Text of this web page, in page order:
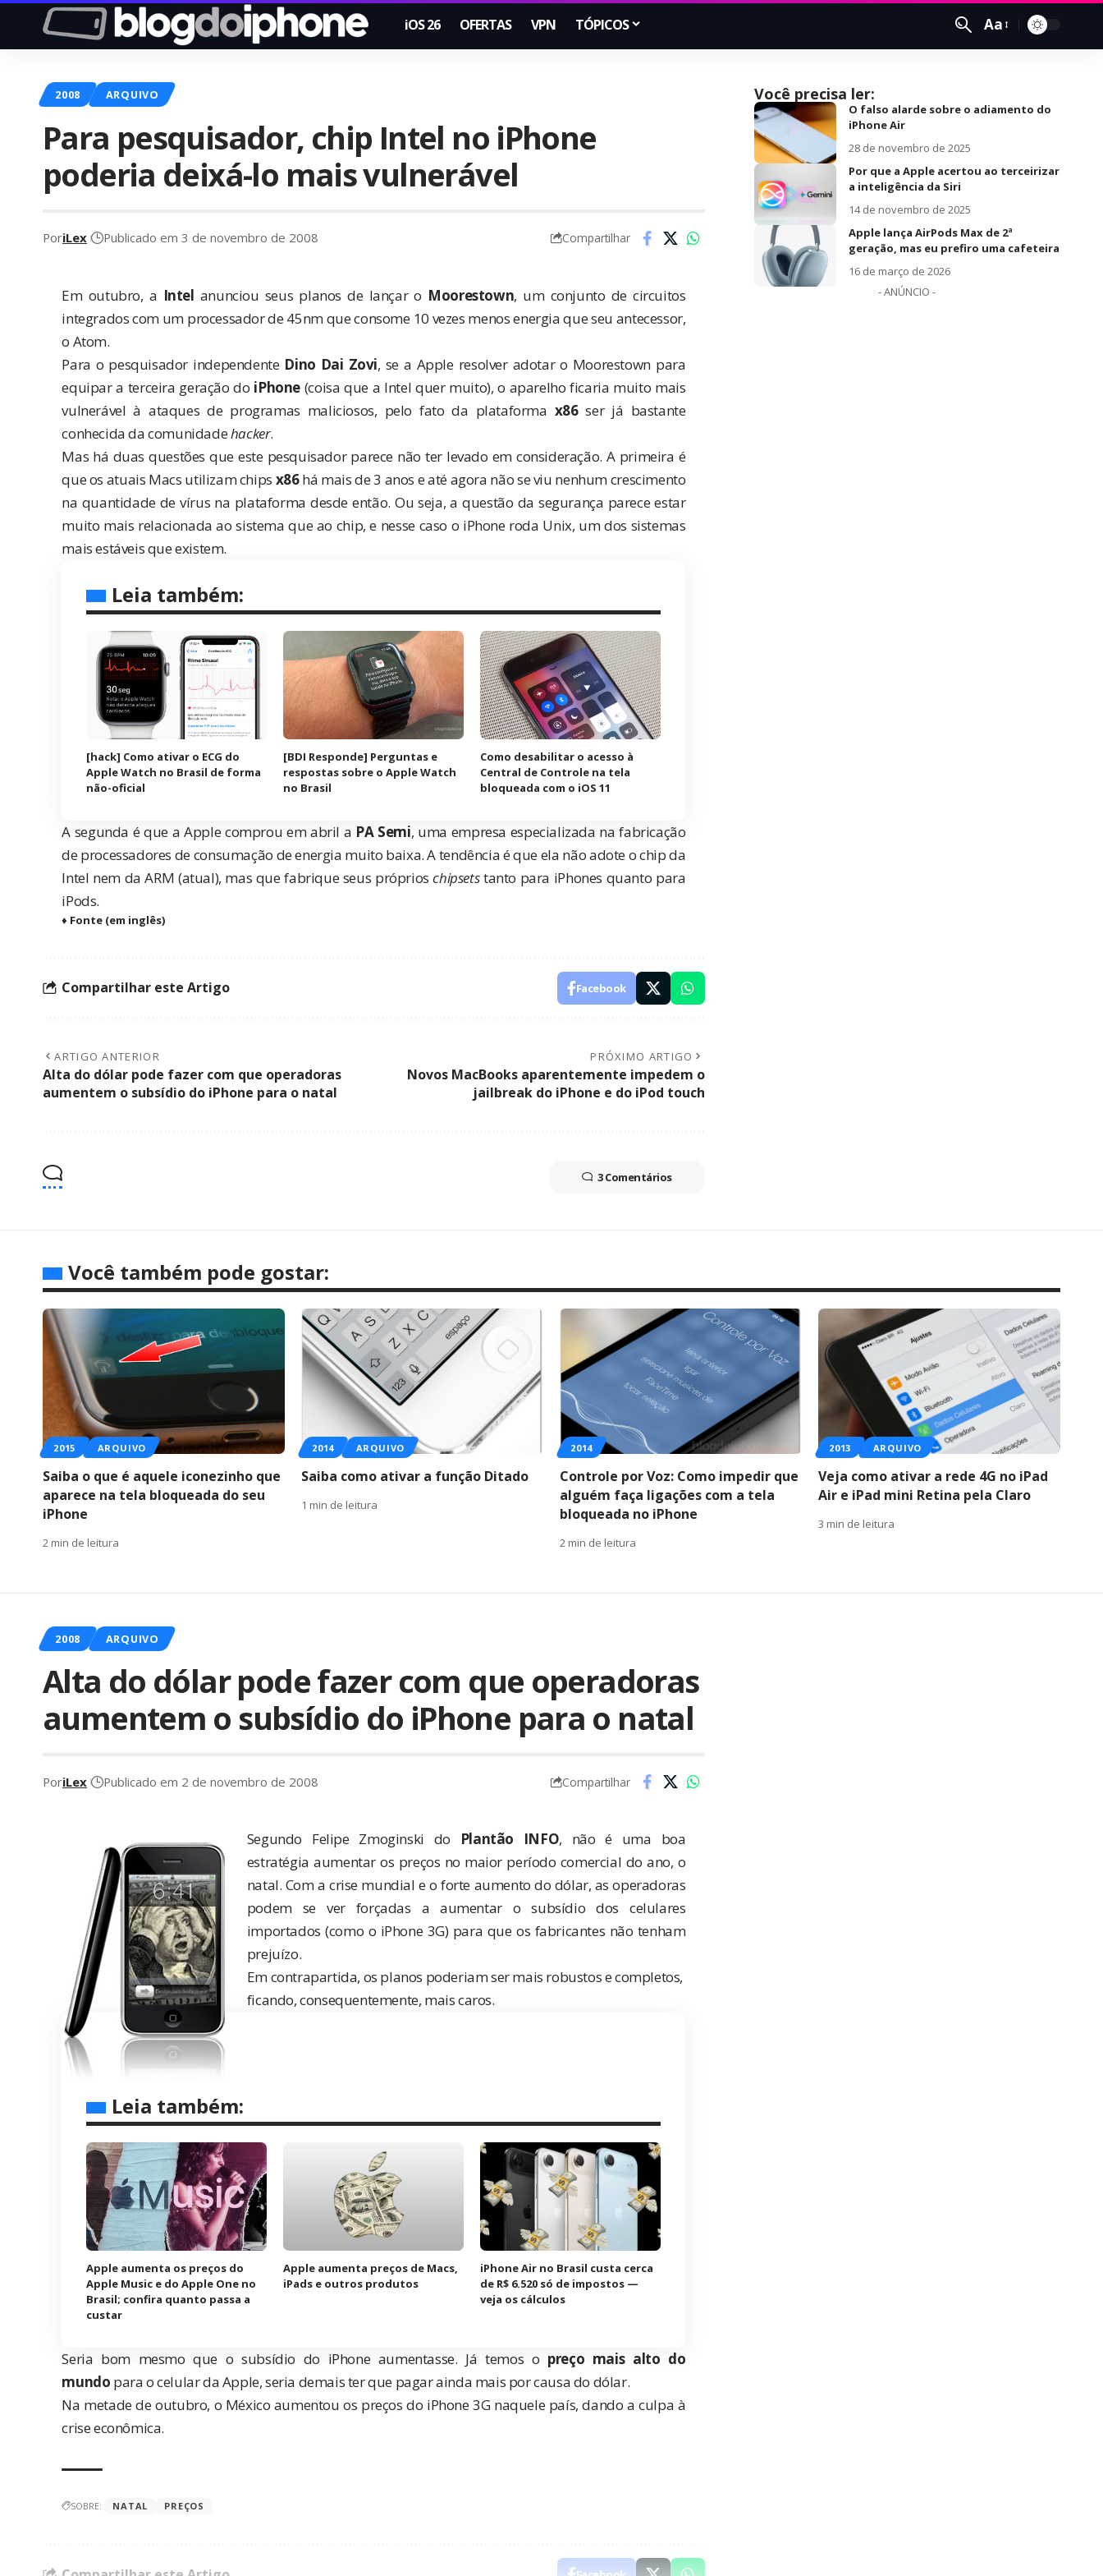
iOS 26 OFERTAS VPN TÓPICOS Aa
2008 ARQUIVO
Para pesquisador, chip Intel no iPhone
poderia deixá-lo mais vulnerável
PoriLex Publicado em 3 de novembro de 2008 Compartilhar
Em outubro, a Intel anunciou seus planos de lançar o Moorestown, um conjunto de circuitos
integrados com um processador de 45nm que consome 10 vezes menos energia que seu antecessor,
o Atom.
Para o pesquisador independente Dino Dai Zovi, se a Apple resolver adotar o Moorestown para
equipar a terceira geração do iPhone (coisa que a Intel quer muito), o aparelho ficaria muito mais
vulnerável à ataques de programas maliciosos, pelo fato da plataforma x86ser já bastante
conhecida da comunidadehacker.
Mas há duas questões que este pesquisador parece não ter levado em consideração. A primeira é
que os atuais Macs utilizam chips x86há mais de 3 anos e até agora não se viu nenhum crescimento
na quantidade de vírus na plataforma desde então. Ou seja, a questão da segurança parece estar
muito mais relacionada ao sistema que ao chip, e nesse caso o iPhone roda Unix, um dos sistemas
mais estáveis que existem.
Leia também:
[hack] Como ativar o ECG do
Apple Watch no Brasil de forma
não-oficial
[BDI Responde] Perguntas e
respostas sobre o Apple Watch
no Brasil
Como desabilitar o acesso à
Central de Controle na tela
bloqueada com o iOS 11
A segunda é que a Apple comprou em abril a PA Semi, uma empresa especializada na fabricação
de processadores de consumação de energia muito baixa. A tendência é que ela não adote o chip da
Intel nem da ARM (atual), mas que fabrique seus próprioschipsetstanto para iPhones quanto para
iPods.
♦ Fonte (em inglês)
Compartilhar este Artigo Facebook
ARTIGO ANTERIOR
Alta do dólar pode fazer com que operadoras
aumentem o subsídio do iPhone para o natal
PRÓXIMO ARTIGO
Novos MacBooks aparentemente impedem o
jailbreak do iPhone e do iPod touch
3 Comentários
Você precisa ler:
O falso alarde sobre o adiamento do
iPhone Air
28 de novembro de 2025
Por que a Apple acertou ao terceirizar
a inteligência da Siri
14 de novembro de 2025
Apple lança AirPods Max de 2ª
geração, mas eu prefiro uma cafeteira
16 de março de 2026
- ANÚNCIO -
Você também pode gostar:
2015 ARQUIVO
Saiba o que é aquele iconezinho que
aparece na tela bloqueada do seu
iPhone
2 min de leitura
2014 ARQUIVO
Saiba como ativar a função Ditado
1 min de leitura
2014
Controle por Voz: Como impedir que
alguém faça ligações com a tela
bloqueada no iPhone
2 min de leitura
2013 ARQUIVO
Veja como ativar a rede 4G no iPad
Air e iPad mini Retina pela Claro
3 min de leitura
2008 ARQUIVO
Alta do dólar pode fazer com que operadoras
aumentem o subsídio do iPhone para o natal
PoriLex Publicado em 2 de novembro de 2008 Compartilhar
Segundo Felipe Zmoginski do Plantão INFO, não é uma boa
estratégia aumentar os preços no maior período comercial do ano, o
natal. Com a crise mundial e o forte aumento do dólar, as operadoras
podem se ver forçadas a aumentar o subsídio dos celulares
importados (como o iPhone 3G) para que os fabricantes não tenham
prejuízo.
Em contrapartida, os planos poderiam ser mais robustos e completos,
ficando, consequentemente, mais caros.
Leia também:
Apple aumenta os preços do
Apple Music e do Apple One no
Brasil; confira quanto passa a
custar
Apple aumenta preços de Macs,
iPads e outros produtos
iPhone Air no Brasil custa cerca
de R$ 6.520 só de impostos —
veja os cálculos
Seria bom mesmo que o subsídio do iPhone aumentasse. Já temos o preço mais alto do
mundo para o celular da Apple, seria demais ter que pagar ainda mais por causa do dólar.
Na metade de outubro, o México aumentou os preços do iPhone 3G naquele país, dando a culpa à
crise econômica.
SOBRE: NATAL PREÇOS